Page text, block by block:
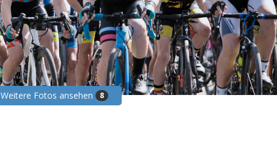
Weitere Fotos ansehen 8